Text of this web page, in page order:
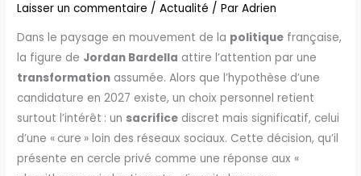
Laisser un commentaire /Actualité / ParAdrien
Dans le paysage en mouvement de la politique française,
la figure de Jordan Bardella attire l’attention par une
transformation assumée. Alors que l’hypothèse d’une
candidature en 2027 existe, un choix personnel retient
surtout l’intérêt : un sacrifice discret mais significatif, celui
d’une « cure » loin des réseaux sociaux. Cette décision, qu’il
présente en cercle privé comme une réponse aux «